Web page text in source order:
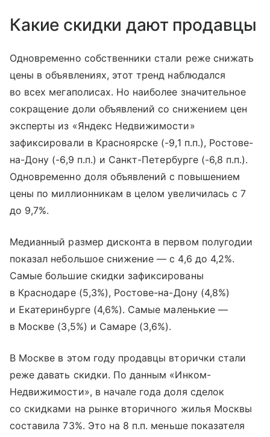
Какие скидки дают продавцы
Одновременно собственники стали реже снижать
цены в объявлениях, этот тренд наблюдался
во всех мегаполисах. Но наиболее значительное
сокращение доли объявлений со снижением цен
эксперты из «Яндекс Недвижимости»
зафиксировали в Красноярске (-9,1 п.п.), Ростове-
на-Дону (-6,9 п.п.) и Санкт-Петербурге (-6,8 п.п.).
Одновременно доля объявлений с повышением
цены по миллионникам в целом увеличилась с 7
до 9,7%.
Медианный размер дисконта в первом полугодии
показал небольшое снижение — с 4,6 до 4,2%.
Самые большие скидки зафиксированы
в Краснодаре (5,3%), Ростове-на-Дону (4,8%)
и Екатеринбурге (4,6%). Самые маленькие —
в Москве (3,5%) и Самаре (3,6%).
В Москве в этом году продавцы вторички стали
реже давать скидки. По данным «Инком-
Недвижимости», в начале года доля сделок
со скидками на рынке вторичного жилья Москвы
составила 73%. Это на 8 п.п. меньше показателя